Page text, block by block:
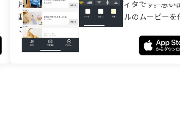
片手で手軽に使えるビデオエディタです。思い
動画や写真をつなげてオリジナルのムービーを
ことができます。